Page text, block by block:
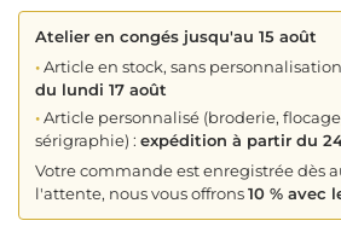
Atelier en congés jusqu'au 15 août
•Article en stock, sans
du lundi 17 août
•Article personnalisé (broderie,
sérigraphie) : expédition à partir du
Votre commande est enregistrée dès
l'attente, nous vous offrons10 % avec